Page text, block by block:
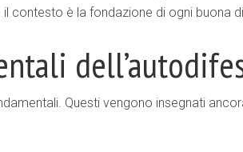
contesto è la fondazione di ogni buona
Questi vengono insegnati